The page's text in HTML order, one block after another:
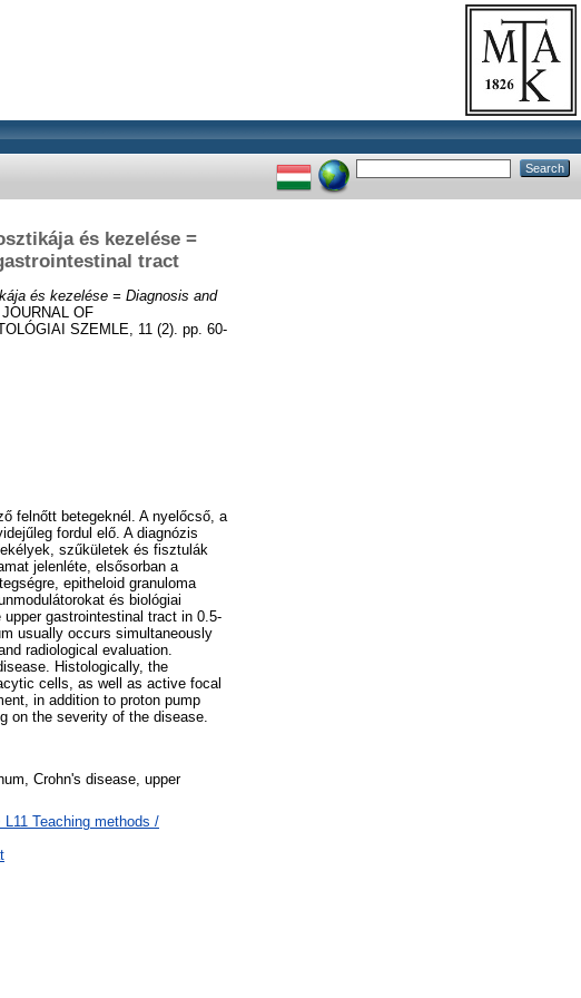
és kezelése =
tract
és kezelése = Diagnosis and
OF
SZEMLE, 11 (2). pp. 60-
felnőtt betegeknél. A nyelőcső, a
fordul elő. A diagnózis
szűkületek és fisztulák
jelenléte, elsősorban a
epitheloid granuloma
és biológiai
gastrointestinal tract in 0.5-
usually occurs simultaneously
radiological evaluation.
Histologically, the
cells, as well as active focal
in addition to proton pump
on the severity of the disease.
Crohn's disease, upper
Teaching methods /